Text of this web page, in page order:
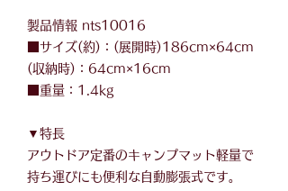
製品情報 nts10016
■サイズ(約)：(展開時)186cm×64cm
(収納時)：64cm×16cm
■重量：1.4kg
▼特長
アウトドア定番のキャンプマット軽量で
持ち運びにも便利な自動膨張式です。